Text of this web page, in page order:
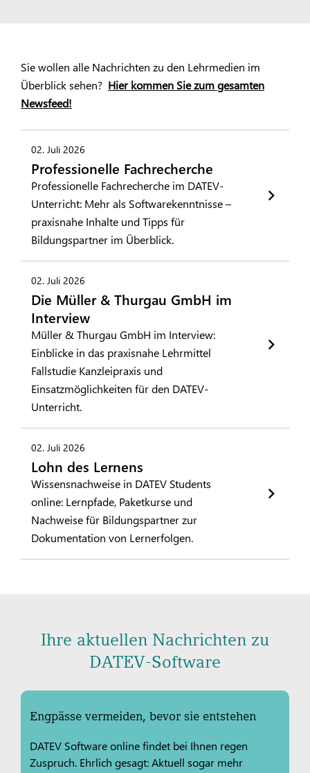
Sie wollen alle Nachrichten zu den Lehrmedien im
Überblick sehen? Hier kommen Sie zum gesamten
Newsfeed!
02. Juli 2026
Professionelle Fachrecherche
Professionelle Fachrecherche im DATEV-
Unterricht: Mehr als Softwarekenntnisse –
praxisnahe Inhalte und Tipps für
Bildungspartner im Überblick.
02. Juli 2026
Die Müller & Thurgau GmbH im
Interview
Müller & Thurgau GmbH im Interview:
Einblicke in das praxisnahe Lehrmittel
Fallstudie Kanzleipraxis und
Einsatzmöglichkeiten für den DATEV-
Unterricht.
02. Juli 2026
Lohn des Lernens
Wissensnachweise in DATEV Students
online: Lernpfade, Paketkurse und
Nachweise für Bildungspartner zur
Dokumentation von Lernerfolgen.
Ihre aktuellen Nachrichten zu
DATEV-Software
Engpässe vermeiden, bevor sie entstehen
DATEV Software online findet bei Ihnen regen
Zuspruch. Ehrlich gesagt: Aktuell sogar mehr